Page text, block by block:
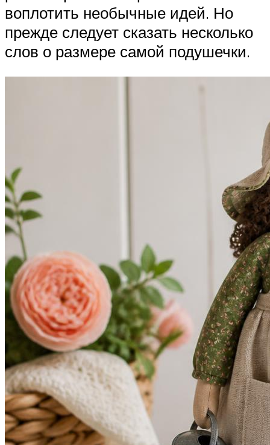
воплотить необычные идей. Но
прежде следует сказать несколько
слов о размере самой подушечки.